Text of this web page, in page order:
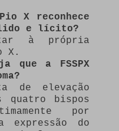
X reconhece
e lícito?
à própria
X.
que a FSSPX
de elevação
quatro bispos
por
expressão do